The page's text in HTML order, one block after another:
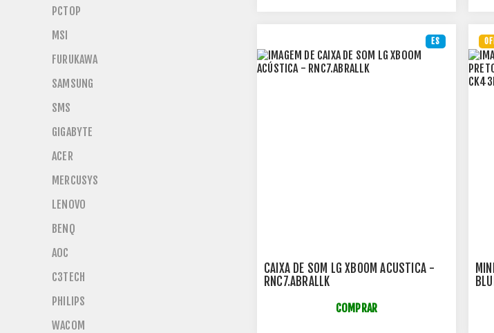
ES
CAIXA DE SOM LG XBOOM ACÚSTICA -
RNC7.ABRALLK
COMPRAR
PCTOP
MSI
FURUKAWA
SAMSUNG
SMS
GIGABYTE
ACER
MERCUSYS
LENOVO
BENQ
AOC
C3TECH
PHILIPS
WACOM